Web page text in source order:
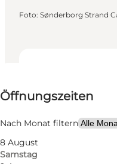
Öffnungszeiten
Öffnungszeiten
Nach Monat filtern
8 August
Samstag
Website besuchen
Hunde erlaubt
Foto: Sønderborg Strand